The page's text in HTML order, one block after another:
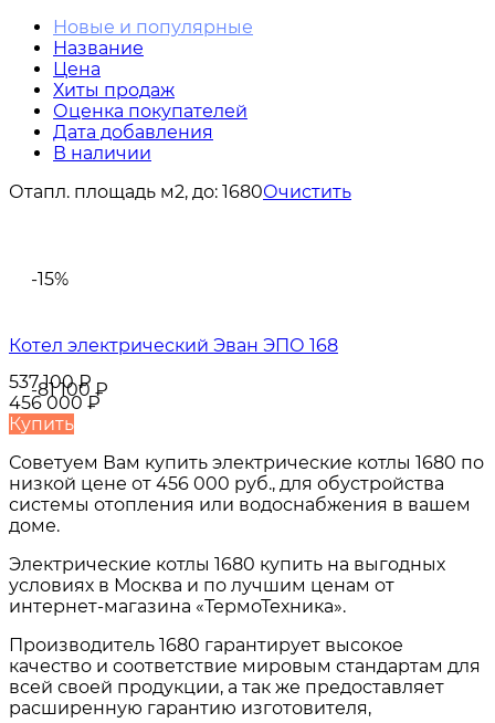
Новые и популярные
Название
Цена
Хиты продаж
Оценка покупателей
Дата добавления
В наличии
Отапл. площадь м2, до: 1680Очистить
-15%
-81 100 ₽
Котел электрический Эван ЭПО 168
537 100₽
456 000₽
Купить
Советуем Вам купить электрические котлы 1680 по
низкой цене от 456 000 руб., для обустройства
системы отопления или водоснабжения в вашем
доме.
Электрические котлы 1680 купить на выгодных
условиях в Москва и по лучшим ценам от
интернет-магазина «ТермоТехника».
Производитель 1680 гарантирует высокое
качество и соответствие мировым стандартам для
всей своей продукции, а так же предоставляет
расширенную гарантию изготовителя,